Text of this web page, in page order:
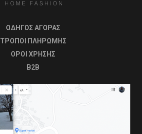
ΟΔΗΓΟΣ ΑΓΟΡΑΣ
ΤΡΟΠΟΙ ΠΛΗΡΩΜΗΣ
OΡΟΙ ΧΡΗΣΗΣ
B2B